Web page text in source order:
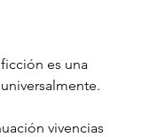
es una
vivencias